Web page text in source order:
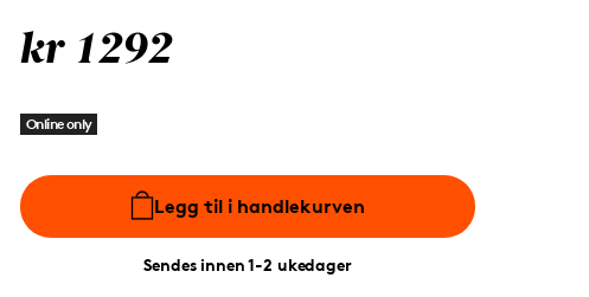
kr 1292
Online only
Legg til i handlekurven
Sendes innen 1-2 ukedager